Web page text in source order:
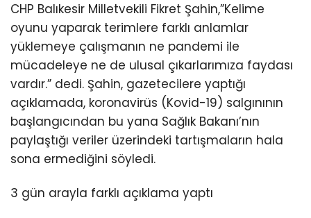
CHP Balıkesir Milletvekili Fikret Şahin,”Kelime
oyunu yaparak terimlere farklı anlamlar
yüklemeye çalışmanın ne pandemi ile
mücadeleye ne de ulusal çıkarlarımıza faydası
vardır.” dedi. Şahin, gazetecilere yaptığı
açıklamada, koronavirüs (Kovid-19) salgınının
başlangıcından bu yana Sağlık Bakanı’nın
paylaştığı veriler üzerindeki tartışmaların hala
sona ermediğini söyledi.
3 gün arayla farklı açıklama yaptı